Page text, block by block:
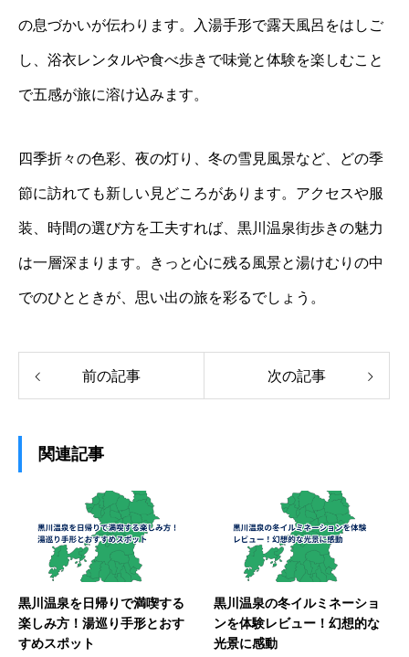
の息づかいが伝わります。入湯手形で露天風呂をはしご
し、浴衣レンタルや食べ歩きで味覚と体験を楽しむこと
で五感が旅に溶け込みます。
四季折々の色彩、夜の灯り、冬の雪見風景など、どの季
節に訪れても新しい見どころがあります。アクセスや服
装、時間の選び方を工夫すれば、黒川温泉街歩きの魅力
は一層深まります。きっと心に残る風景と湯けむりの中
でのひとときが、思い出の旅を彩るでしょう。
前の記事 次の記事
関連記事
黒川温泉を日帰りで満喫する
楽しみ方！湯巡り手形とおす
すめスポット
黒川温泉の冬イルミネーショ
ンを体験レビュー！幻想的な
光景に感動